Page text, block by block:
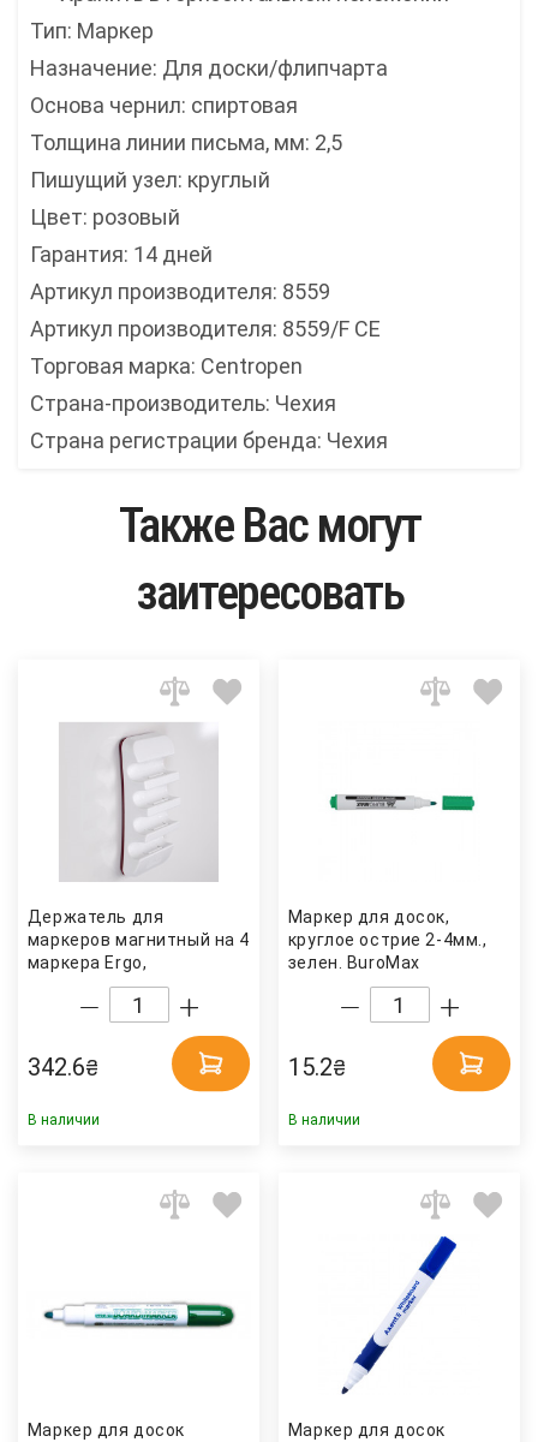
Тип: Маркер
Назначение: Для доски/флипчарта
Основа чернил: спиртовая
Толщина линии письма, мм: 2,5
Пишущий узел: круглый
Цвет: розовый
Гарантия: 14 дней
Артикул производителя: 8559
Артикул производителя: 8559/F CE
Торговая марка: Centropen
Страна-производитель: Чехия
Страна регистрации бренда: Чехия
Также Вас могут
заитересовать
Держатель для
маркеров магнитный на 4
маркера Ergo,
горизонтальный 2x3
342.6₴
В наличии
Маркер для досок,
круглое острие 2-4мм.,
зелен. BuroMax
15.2₴
В наличии
Маркер для досок
Маркер для досок